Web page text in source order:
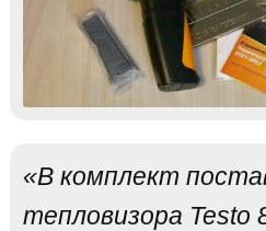
«В комплект
тепловизора Testo